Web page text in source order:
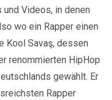
Videos, in denen
wo ein Rapper einen
Kool Savaş, dessen
renommierten HipHop
gewählt. Er
Rapper